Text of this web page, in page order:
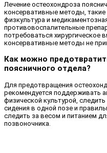
Лечение остеохондроза
консервативные методы, такие
физкультура и
противовоспалительные
потребоваться хирургическое
консервативные методы не
Как можно
поясничного отдела?
Для предотвращения
рекомендуется поддерживать
физической культурой,
сидения в одной позе и
следить за весом и питанием
позвоночника.